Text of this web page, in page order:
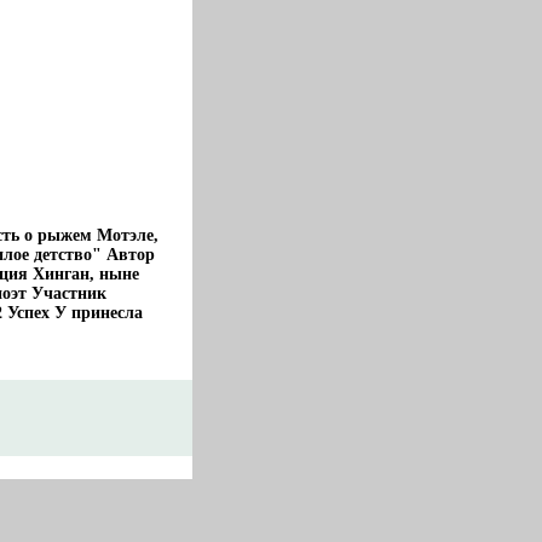
о рыжем Мотэле,
детство" Автор
Хинган, ныне
Участник
Успех У принесла